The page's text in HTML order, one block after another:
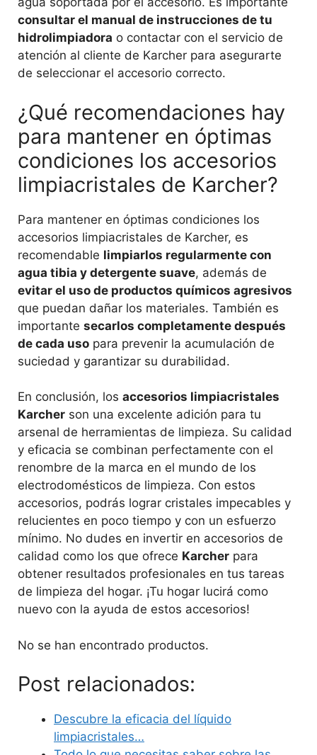
consultar el manual de instrucciones de tu
hidrolimpiadora o contactar con el servicio de
atención al cliente de Karcher para asegurarte
de seleccionar el accesorio correcto.
¿Qué recomendaciones hay
para mantener en óptimas
condiciones los accesorios
limpiacristales de Karcher?
Para mantener en óptimas condiciones los
accesorios limpiacristales de Karcher, es
recomendable limpiarlos regularmente con
agua tibia y detergente suave, además de
evitar el uso de productos químicos agresivos
que puedan dañar los materiales. También es
importante secarlos completamente después
de cada uso para prevenir la acumulación de
suciedad y garantizar su durabilidad.
En conclusión, los accesorios limpiacristales
Karcher son una excelente adición para tu
arsenal de herramientas de limpieza. Su calidad
y eficacia se combinan perfectamente con el
renombre de la marca en el mundo de los
electrodomésticos de limpieza. Con estos
accesorios, podrás lograr cristales impecables y
relucientes en poco tiempo y con un esfuerzo
mínimo. No dudes en invertir en accesorios de
calidad como los que ofrece Karcher para
obtener resultados profesionales en tus tareas
de limpieza del hogar. ¡Tu hogar lucirá como
nuevo con la ayuda de estos accesorios!
No se han encontrado productos.
Post relacionados:
Descubre la eficacia del líquido
limpiacristales…